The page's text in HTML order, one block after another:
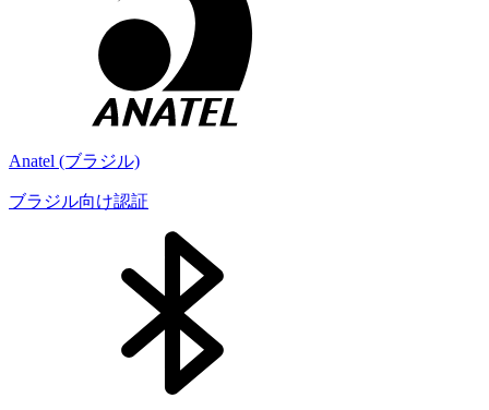
Anatel (ブラジル)
ブラジル向け認証